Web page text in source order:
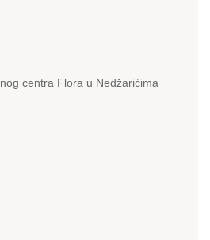
centra Flora u Nedžarićima